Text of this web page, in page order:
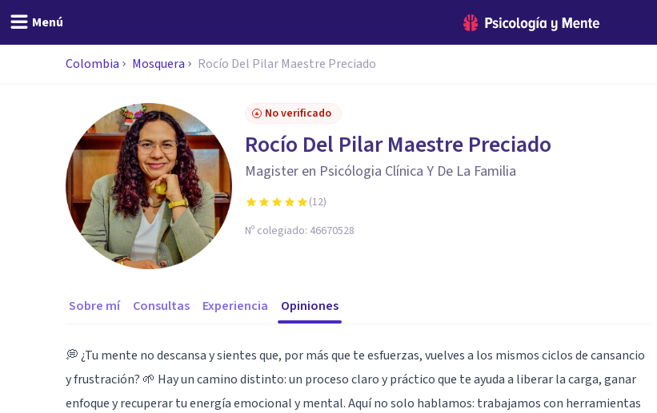
Menú
Colombia Mosquera Rocío Del Pilar Maestre Preciado
No verificado
Rocío Del Pilar Maestre Preciado
Magister en Psicólogia Clínica Y De La Familia
(12)
Nº colegiado: 46670528
Sobre mí Consultas Experiencia Opiniones
💭 ¿Tu mente no descansa y sientes que, por más que te esfuerzas, vuelves a los mismos ciclos de cansancio
y frustración? 🌱 Hay un camino distinto: un proceso claro y práctico que te ayuda a liberar la carga, ganar
enfoque y recuperar tu energía emocional y mental. Aquí no solo hablamos: trabajamos con herramientas